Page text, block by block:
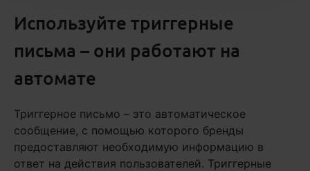
Используйте триггерные
письма – они работают на
автомате
Триггерное письмо – это автоматическое
сообщение, с помощью которого бренды
предоставляют необходимую информацию в
ответ на действия пользователей. Триггерные